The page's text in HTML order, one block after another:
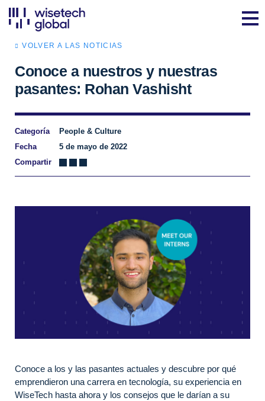
VOLVER A LAS NOTICIAS
Conoce a nuestros y nuestras
pasantes: Rohan Vashisht
Categoría
People & Culture
Fecha
5 de mayo de 2022
Compartir
Conoce a los y las pasantes actuales y descubre por qué
emprendieron una carrera en tecnología, su experiencia en
WiseTech hasta ahora y los consejos que le darían a su